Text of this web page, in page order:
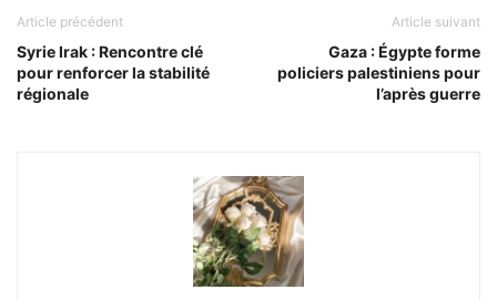
Article précédent
Syrie Irak : Rencontre clé
pour renforcer la stabilité
régionale
Article suivant
Gaza : Égypte forme
policiers palestiniens pour
l’après guerre